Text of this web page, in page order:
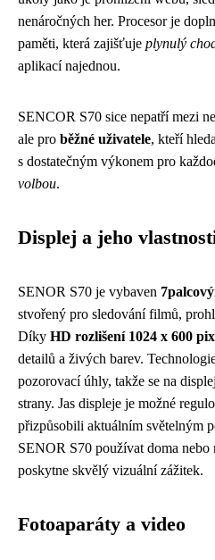
nenáročných her. Procesor je
paměti, která zajišťuje plynulý
aplikací najednou.
SENCOR S70 sice nepatří mezi
ale pro běžné uživatele, kteří
s dostatečným výkonem pro
volbou.
Displej a jeho
SENOR S70 je vybaven
stvořený pro sledování filmů,
Díky HD rozlišení 1024 x 600
detailů a živých barev.
pozorovací úhly, takže se na
strany. Jas displeje je možné
přizpůsobili aktuálním světelným
SENOR S70 používat doma nebo
poskytne skvělý vizuální zážitek.
Fotoaparáty a video